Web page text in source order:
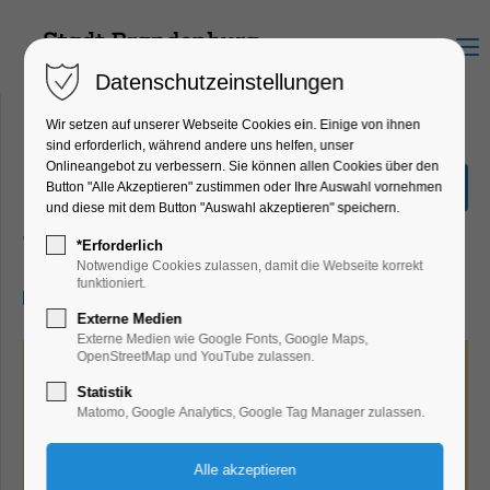
Menu
Uferkultur Open-Air-Kino
father mother sister...
Theater, Bühne, Verein
Datenschutzeinstellungen
Wir setzen auf unserer Webseite Cookies ein. Einige von ihnen
sind erforderlich, während andere uns helfen, unser
Onlineangebot zu verbessern. Sie können allen Cookies über den
Button "Alle Akzeptieren" zustimmen oder Ihre Auswahl vornehmen
und diese mit dem Button "Auswahl akzeptieren" speichern.
*Erforderlich
Notwendige Cookies zulassen, damit die Webseite korrekt
funktioniert.
Externe Medien
Externe Medien wie Google Fonts, Google Maps,
OpenStreetMap und YouTube zulassen.
Statistik
Matomo, Google Analytics, Google Tag Manager zulassen.